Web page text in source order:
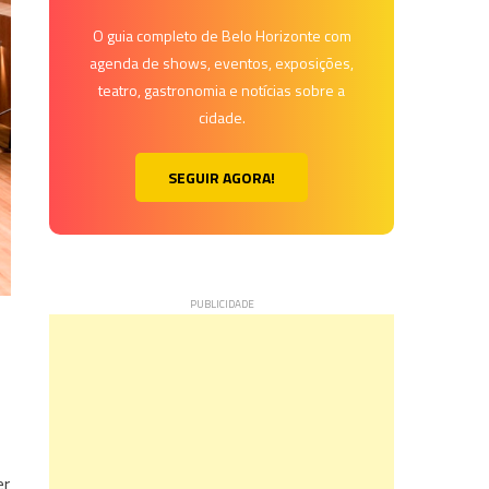
O guia completo de Belo Horizonte com
agenda de shows, eventos, exposições,
teatro, gastronomia e notícias sobre a
cidade.
SEGUIR AGORA!